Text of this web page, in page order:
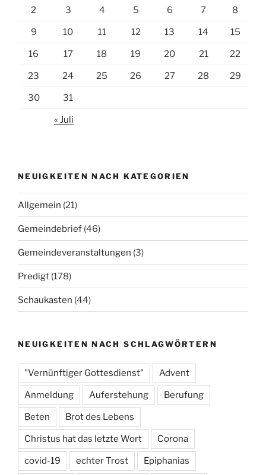
2 3 4 5 6 7 8
9 10 11 12 13 14 15
16 17 18 19 20 21 22
23 24 25 26 27 28 29
30 31
« Juli
NEUIGKEITEN NACH KATEGORIEN
Allgemein (21)
Gemeindebrief (46)
Gemeindeveranstaltungen (3)
Predigt (178)
Schaukasten (44)
NEUIGKEITEN NACH SCHLAGWÖRTERN
"Vernünftiger Gottesdienst" Advent
Anmeldung Auferstehung Berufung
Beten Brot des Lebens
Christus hat das letzte Wort Corona
covid-19 echter Trost Epiphanias